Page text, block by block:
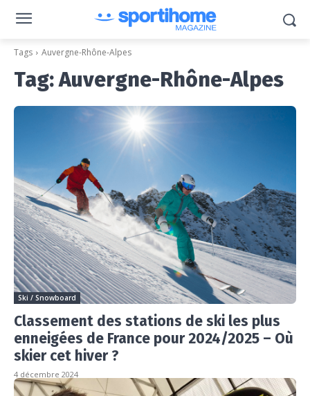
Tags Auvergne-Rhône-Alpes
Tag:Auvergne-Rhône-Alpes
Ski / Snowboard
Classement des stations de ski les plus
enneigées de France pour 2024/2025 – Où
skier cet hiver ?
4 décembre 2024